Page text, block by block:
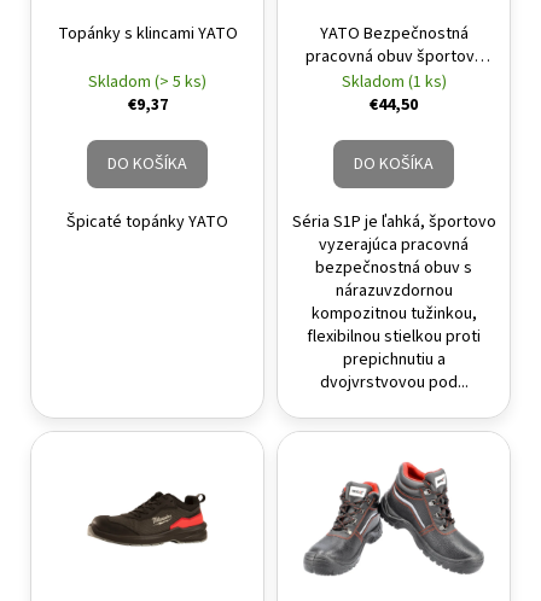
Topánky s klincami YATO
Skladom (> 5 ks)
€9,37
DO KOŠÍKA
Špicaté topánky YATO
YATO Bezpečnostná
pracovná obuv športová
Pompa S1P 43
Skladom (1 ks)
€44,50
DO KOŠÍKA
Séria S1P je ľahká, športovo
vyzerajúca pracovná
bezpečnostná obuv s
nárazuvzdornou
kompozitnou tužinkou,
flexibilnou stielkou proti
prepichnutiu a
dvojvrstvovou pod...